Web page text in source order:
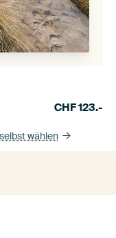
CHF123.-
wählen